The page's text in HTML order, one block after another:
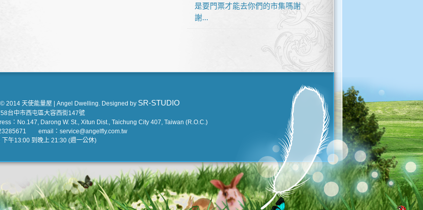
是要門票才能去你們的市集嗎謝
謝...
2014 天使能量屋 | Angel Dwelling. Designed by SR-STUDIO
台中市西屯區大容西街147號
：No.147, Darong W. St., Xitun Dist., Taichung City 407, Taiwan (R.O.C.)
email：service@angelfly.com.tw
下午13:00 到晚上 21:30 (週一公休)